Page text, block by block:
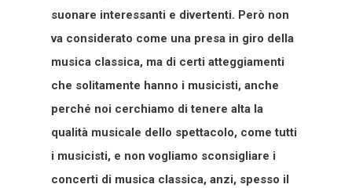
suonare interessanti e divertenti. Però non
va considerato come una presa in giro della
musica classica, ma di certi atteggiamenti
che solitamente hanno i musicisti, anche
perché noi cerchiamo di tenere alta la
qualità musicale dello spettacolo, come tutti
i musicisti, e non vogliamo sconsigliare i
concerti di musica classica, anzi, spesso il